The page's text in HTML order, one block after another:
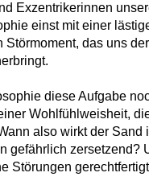
Exzentrikerinnen
einst mit einer
Störmoment, das uns
diese Aufgabe
Wohlfühlweisheit,
also wirkt der Sand
gefährlich zersetzend?
Störungen